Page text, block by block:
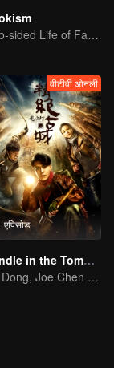
Two-sided Life of Fat Mansion Becoming Handsome
वीटीवी ओनली
Candle in the Tomb: the Ancient City of Jingjue
Jin Dong, Joe Chen unlock an adventure in the tomb